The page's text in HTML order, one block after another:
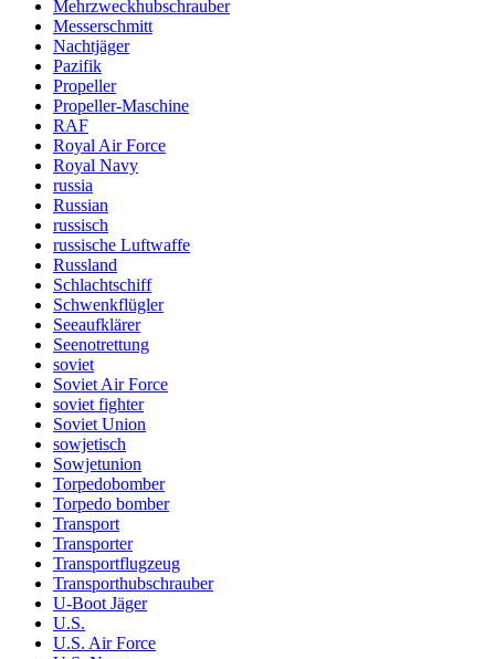
Mehrzweckhubschrauber
Messerschmitt
Nachtjäger
Pazifik
Propeller
Propeller-Maschine
RAF
Royal Air Force
Royal Navy
russia
Russian
russisch
russische Luftwaffe
Russland
Schlachtschiff
Schwenkflügler
Seeaufklärer
Seenotrettung
soviet
Soviet Air Force
soviet fighter
Soviet Union
sowjetisch
Sowjetunion
Torpedobomber
Torpedo bomber
Transport
Transporter
Transportflugzeug
Transporthubschrauber
U-Boot Jäger
U.S.
U.S. Air Force